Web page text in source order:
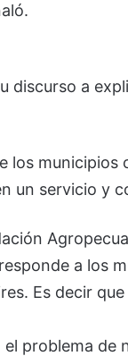
discurso a
los
un servicio y
a los
Es decir
problema de